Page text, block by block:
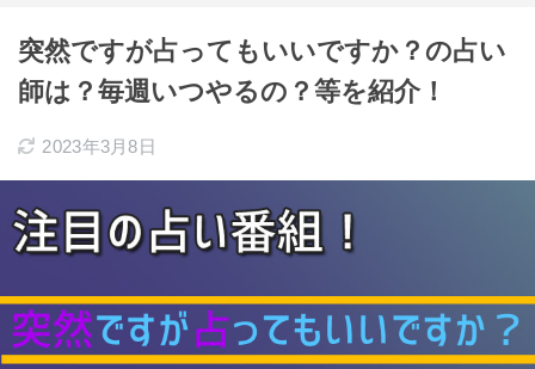
突然ですが占ってもいいですか？の占い
師は？毎週いつやるの？等を紹介！
2023年3月8日